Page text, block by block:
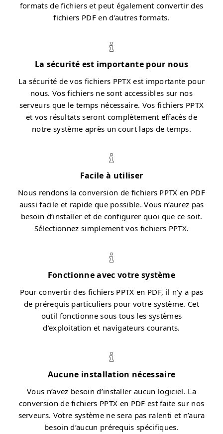
formats de fichiers et peut également convertir des
fichiers PDF en d’autres formats.
La sécurité est importante pour nous
La sécurité de vos fichiers PPTX est importante pour
nous. Vos fichiers ne sont accessibles sur nos
serveurs que le temps nécessaire. Vos fichiers PPTX
et vos résultats seront complètement effacés de
notre système après un court laps de temps.
Facile à utiliser
Nous rendons la conversion de fichiers PPTX en PDF
aussi facile et rapide que possible. Vous n’aurez pas
besoin d’installer et de configurer quoi que ce soit.
Sélectionnez simplement vos fichiers PPTX.
Fonctionne avec votre système
Pour convertir des fichiers PPTX en PDF, il n’y a pas
de prérequis particuliers pour votre système. Cet
outil fonctionne sous tous les systèmes
d’exploitation et navigateurs courants.
Aucune installation nécessaire
Vous n’avez besoin d’installer aucun logiciel. La
conversion de fichiers PPTX en PDF est faite sur nos
serveurs. Votre système ne sera pas ralenti et n’aura
besoin d’aucun prérequis spécifiques.